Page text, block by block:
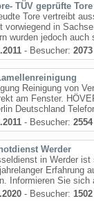
TÜV geprüfte Tore
Tore vertreibt
vorwiegend in
wurden jedoch
- Besucher: 2073
Reinigung von
am Fenster.
Deutschland
- Besucher: 2554
Werder
in Werder
jahrelanger Erfahrung
Informieren Sie
- Besucher: 1502